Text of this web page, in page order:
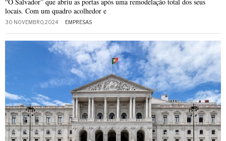
“O Salvador” que abriu as portas após uma remodelação total dos seus
locais. Com um quadro acolhedor e
30 NOVEMBRO, 2024 EMPRESAS